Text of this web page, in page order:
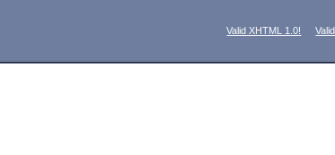
Valid XHTML 1.0!